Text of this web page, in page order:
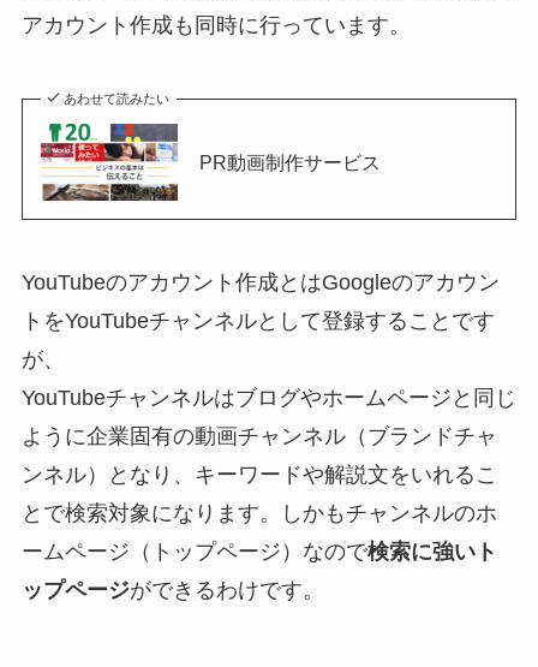
アカウント作成も同時に行っています。
あわせて読みたい
PR動画制作サービス
YouTubeのアカウント作成とはGoogleのアカウン
トをYouTubeチャンネルとして登録することです
が、
YouTubeチャンネルはブログやホームページと同じ
ように企業固有の動画チャンネル（ブランドチャ
ンネル）となり、キーワードや解説文をいれるこ
とで検索対象になります。しかもチャンネルのホ
ームページ（トップページ）なので検索に強いト
ップページができるわけです。